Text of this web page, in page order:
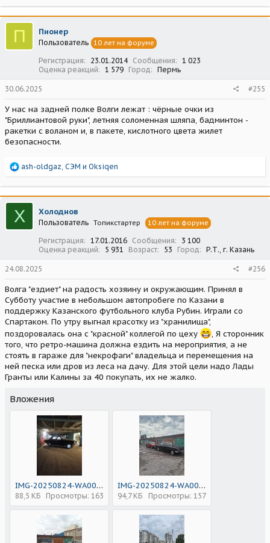
а
к
ц
и
и
П Пионер
Пользователь 10 лет на форуме
Регистрация 23.01.2014 Сообщения
1 023
Оценка реакций
1 579 Город Пермь
30.06.2025 #255
У нас на задней полке Волги лежат : чёрные очки из
"Бриллиантовой руки", летняя соломенная шляпа, бадминтон -
ракетки с воланом и, в пакете, кислотного цвета жилет
безопасности.
Р
а
к
ц
и
и
ash-oldgaz, СЭМ и Oksiqen
Х Холоднов
Пользователь Топикстартер 10 лет на форуме
Регистрация 17.01.2016 Сообщения
3 100
Оценка реакций
5 931 Возраст 53 Город Р.Т., г. Казань
24.08.2025 #256
Волга "ездиет" на радость хозяину и окружающим. Принял в
Субботу участие в небольшом автопробеге по Казани в
поддержку Казанского футбольного клуба Рубин. Играли со
Спартаком. По утру выгнал красотку из "хранилища",
поздоровалась она с "красной" коллегой по цеху
, Я сторонник
того, что ретро-машина должна ездить на мероприятия, а не
стоять в гараже для "некрофаги" владельца и перемещения на
ней песка или дров из леса на дачу. Для этой цели надо Лады
Гранты или Калины за 40 покупать, их не жалко.
Вложения
IMG-20250824-WA0028.jpg
88,5 КБ Просмотры: 163
IMG-20250824-WA0024.jpg
94,7 КБ Просмотры: 157